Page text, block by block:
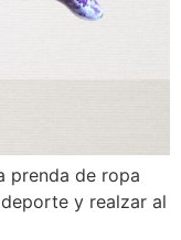
prenda de ropa
y realzar al